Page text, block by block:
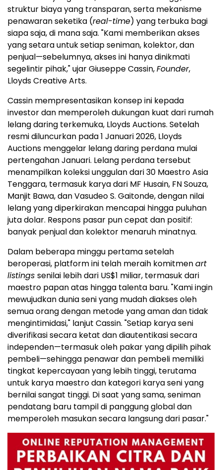
struktur biaya yang transparan, serta mekanisme
penawaran seketika (real-time) yang terbuka bagi
siapa saja, di mana saja. "Kami memberikan akses
yang setara untuk setiap seniman, kolektor, dan
penjual—sebelumnya, akses ini hanya dinikmati
segelintir pihak," ujar Giuseppe Cassin,Founder,
Lloyds Creative Arts.
Cassin mempresentasikan konsep ini kepada
investor dan memperoleh dukungan kuat dari rumah
lelang daring terkemuka, Lloyds Auctions. Setelah
resmi diluncurkan pada 1 Januari 2026, Lloyds
Auctions menggelar lelang daring perdana mulai
pertengahan Januari. Lelang perdana tersebut
menampilkan koleksi unggulan dari 30 Maestro Asia
Tenggara, termasuk karya dari MF Husain, FN Souza,
Manjit Bawa, dan Vasudeo S. Gaitonde, dengan nilai
lelang yang diperkirakan mencapai hingga puluhan
juta dolar. Respons pasar pun cepat dan positif:
banyak penjual dan kolektor menaruh minatnya.
Dalam beberapa minggu pertama setelah
beroperasi, platform ini telah meraih komitmenart
listings senilai lebih dari US$1 miliar, termasuk dari
maestro papan atas hingga talenta baru. "Kami ingin
mewujudkan dunia seni yang mudah diakses oleh
semua orang dengan metode yang aman dan tidak
mengintimidasi," lanjut Cassin. "Setiap karya seni
diverifikasi secara ketat dan diautentikasi secara
independen—termasuk oleh pakar yang dipilih pihak
pembeli—sehingga penawar dan pembeli memiliki
tingkat kepercayaan yang lebih tinggi, terutama
untuk karya maestro dan kategori karya seni yang
bernilai sangat tinggi. Di saat yang sama, seniman
pendatang baru tampil di panggung global dan
memperoleh masukan secara langsung dari pasar."